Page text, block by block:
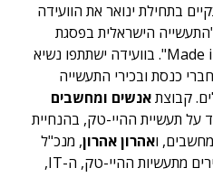
בתחילת ינואר את הוועידה
הישראלית בפסגת
החדשנות העולמית – Made in Israel". בוועידה ישתתפו נשיא
כנסת ובכירי התעשייה
קבוצתאנשים ומחשבים
על תעשיית ההיי-טק, בהנחיית
ואהרון אהרון, מנכ"ל
רשות החדשנות. ישתתפו בו בכירים מתעשיות ההיי-טק, ה-IT,